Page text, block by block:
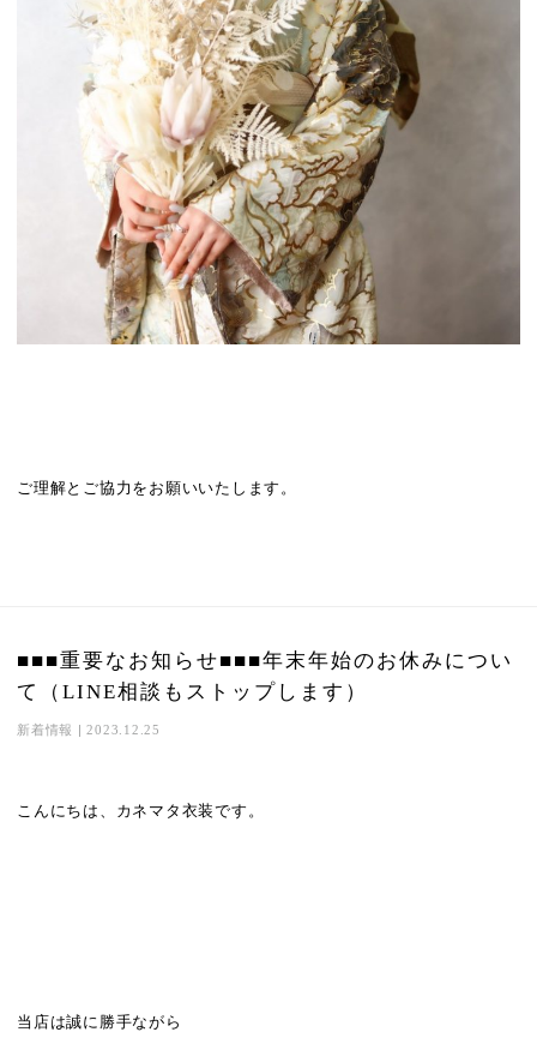
ご理解とご協力をお願いいたします。
■■■重要なお知らせ■■■年末年始のお休みについ
て（LINE相談もストップします）
新着情報 |2023.12.25
こんにちは、カネマタ衣装です。
当店は誠に勝手ながら